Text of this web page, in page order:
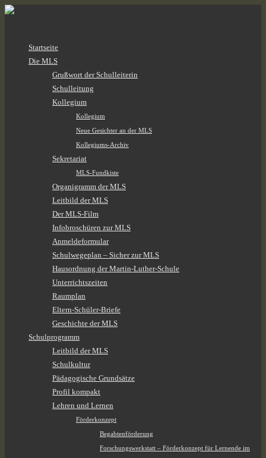
Startseite
Die MLS
Grußwort der Schulleiterin
Schulleitung
Kollegium
Kollegium
Neue Gesichter an der MLS
Kollegiums-Archiv
Sekretariat
MLS-Fundkiste
Organigramm der MLS
Leitbild der MLS
Der MLS-Film
Infobroschüren zur MLS
Anmeldeformular
Schulwegeplan – Sicher zur MLS
Hausordnung der Martin-Luther-Schule
Unterrichtszeiten
Raumplan
Eltern-Schüler-Briefe
Geschichte der MLS
Schulprogramm
Leitbild der MLS
Schulkultur
Pädagogische Grundsätze
Profil kompakt
Lehren und Lernen
Förderkonzept
Begabtenförderung
Forschungswerkstatt – Förderkonzept für Lernende im